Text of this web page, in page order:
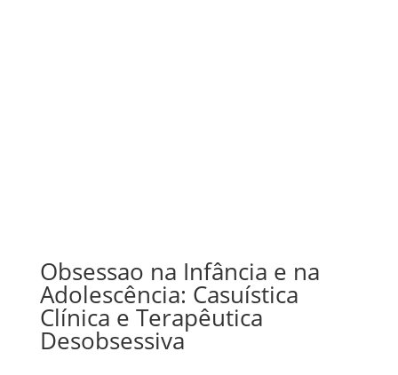
Obsessao na Infância e na
Adolescência: Casuística
Clínica e Terapêutica
Desobsessiva